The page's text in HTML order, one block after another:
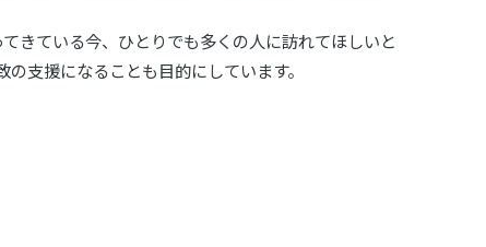
きている今、ひとりでも多くの人に訪れてほしいと
支援になることも目的にしています。